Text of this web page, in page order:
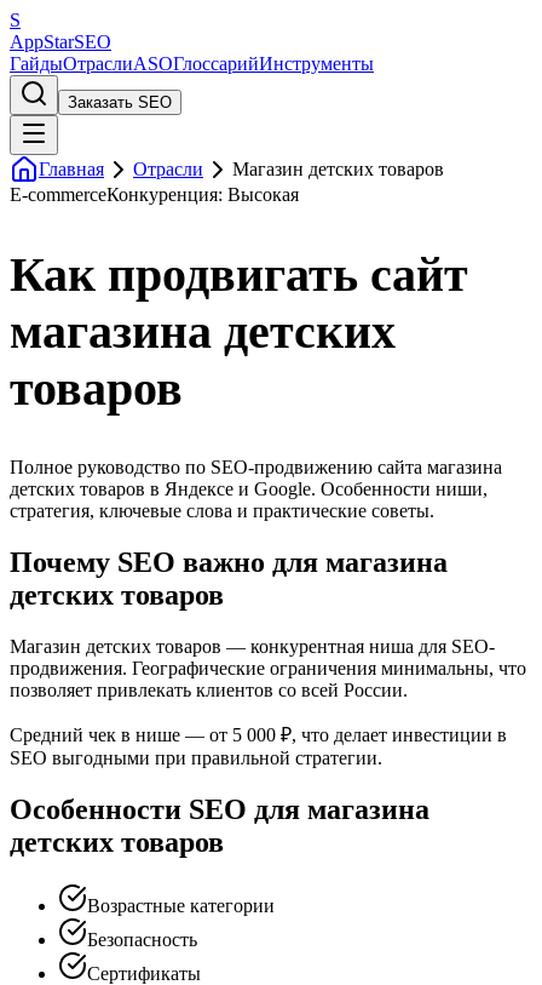
S
AppStarSEO
ГайдыОтраслиASOГлоссарийИнструменты
Заказать SEO
Главная Отрасли
Магазин детских товаров
E-commerceКонкуренция: Высокая
Как продвигать сайт
магазина детских
товаров
Полное руководство по SEO-продвижению сайта магазина
детских товаров в Яндексе и Google. Особенности ниши,
стратегия, ключевые слова и практические советы.
Почему SEO важно для магазина
детских товаров
Магазин детских товаров — конкурентная ниша для SEO-
продвижения. Географические ограничения минимальны, что
позволяет привлекать клиентов со всей России.
Средний чек в нише — от 5 000 ₽, что делает инвестиции в
SEO выгодными при правильной стратегии.
Особенности SEO для магазина
детских товаров
Возрастные категории
Безопасность
Сертификаты